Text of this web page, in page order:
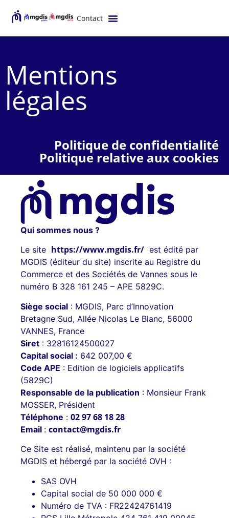
principal
Contact
Mentions
légales
Politique de confidentialité
Politique relative aux cookies
Qui sommes nous ?
Le site https://www.mgdis.fr/ est édité par
MGDIS (éditeur du site) inscrite au Registre du
Commerce et des Sociétés de Vannes sous le
numéro B 328 161 245 – APE 5829C.
Siège social : MGDIS, Parc d’Innovation
Bretagne Sud, Allée Nicolas Le Blanc, 56000
VANNES, France
Siret : 32816124500027
Capital social : 642 007,00 €
Code APE : Edition de logiciels applicatifs
(5829C)
Responsable de la publication : Monsieur Frank
MOSSER, Président
Téléphone : 02 97 68 18 28
Email : contact@mgdis.fr
Ce Site est réalisé, maintenu par la société
MGDIS et hébergé par la société OVH :
SAS OVH
Capital social de 50 000 000 €
Numéro de TVA : FR22424761419